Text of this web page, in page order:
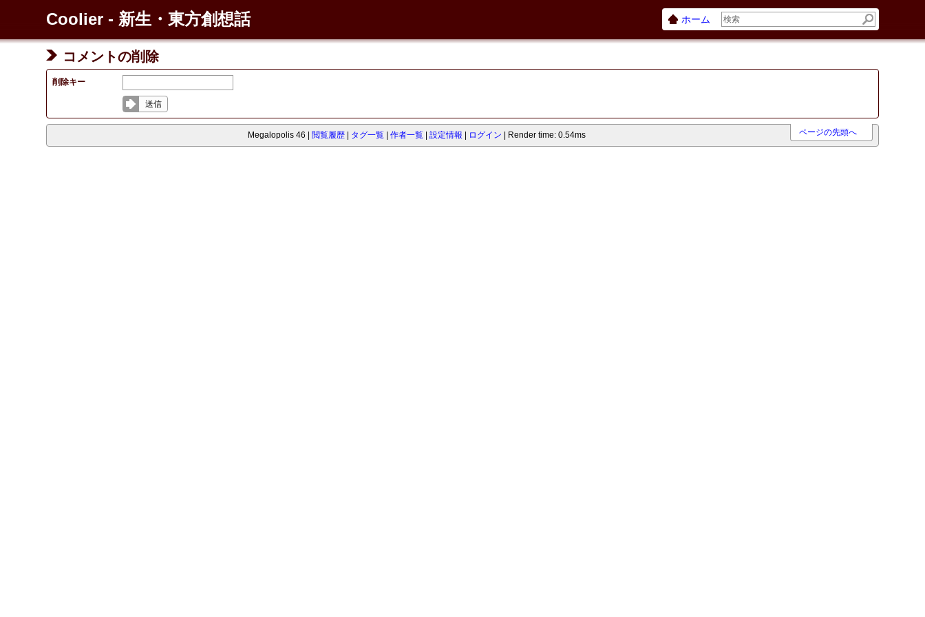
Coolier - 新生・東方創想話 ホーム
コメントの削除
削除キー
送信
Megalopolis 46 閲覧履歴 タグ一覧 作者一覧 設定情報 ログイン Render time: 0.54ms ページの先頭へ